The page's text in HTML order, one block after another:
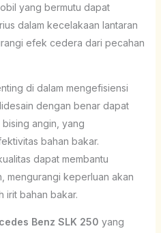
yang bermutu dapat
dalam kecelakaan lantaran
efek cedera dari pecahan
di dalam mengefisiensi
dengan benar dapat
angin, yang
bahan bakar.
dapat membantu
mengurangi keperluan akan
irit bahan bakar.
Benz SLK 250 yang